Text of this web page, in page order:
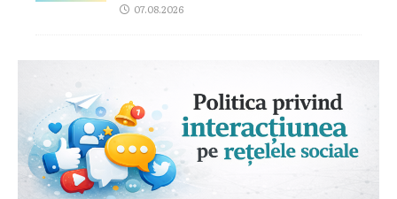
07.08.2026